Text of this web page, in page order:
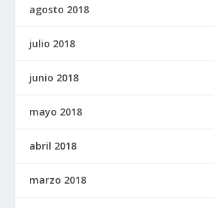
agosto 2018
julio 2018
junio 2018
mayo 2018
abril 2018
marzo 2018